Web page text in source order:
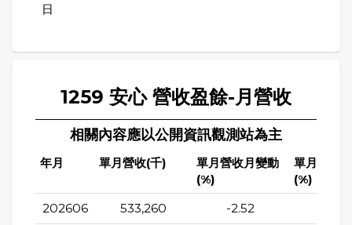
日
1259 安心 營收盈餘-月營收
相關內容應以公開資訊觀測站為主
年月 單月營收(千)
單月營收月變動
(%)
單月營收
(%)
202606 533,260 -2.52